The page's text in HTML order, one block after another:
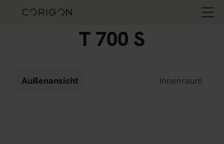
T 700 S
Außenansicht Innenraum